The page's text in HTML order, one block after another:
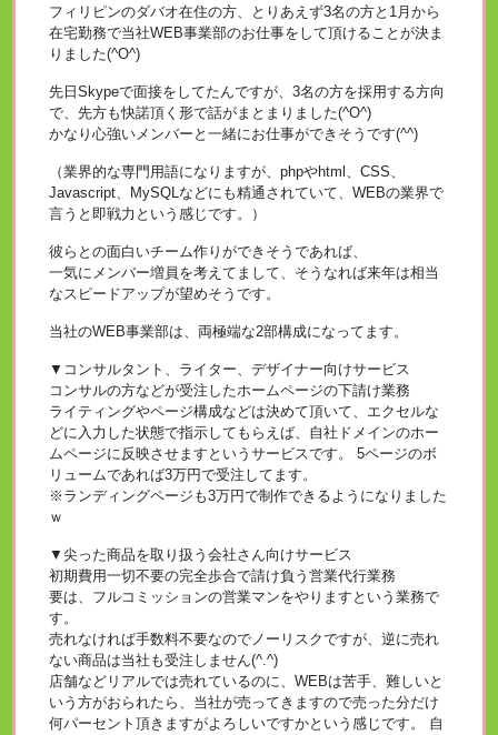
フィリピンのダバオ在住の方、とりあえず3名の方と1月から
在宅勤務で当社WEB事業部のお仕事をして頂けることが決ま
りました(^O^)
先日Skypeで面接をしてたんですが、3名の方を採用する方向
で、先方も快諾頂く形で話がまとまりました(^O^)
かなり心強いメンバーと一緒にお仕事ができそうです(^^)
（業界的な専門用語になりますが、phpやhtml、CSS、
Javascript、MySQLなどにも精通されていて、WEBの業界で
言うと即戦力という感じです。）
彼らとの面白いチーム作りができそうであれば、
一気にメンバー増員を考えてまして、そうなれば来年は相当
なスピードアップが望めそうです。
当社のWEB事業部は、両極端な2部構成になってます。
▼コンサルタント、ライター、デザイナー向けサービス
コンサルの方などが受注したホームページの下請け業務
ライティングやページ構成などは決めて頂いて、エクセルな
どに入力した状態で指示してもらえば、自社ドメインのホー
ムページに反映させますというサービスです。 5ページのボ
リュームであれば3万円で受注してます。
※ランディングページも3万円で制作できるようになりました
ｗ
▼尖った商品を取り扱う会社さん向けサービス
初期費用一切不要の完全歩合で請け負う営業代行業務
要は、フルコミッションの営業マンをやりますという業務で
す。
売れなければ手数料不要なのでノーリスクですが、逆に売れ
ない商品は当社も受注しません(^.^)
店舗などリアルでは売れているのに、WEBは苦手、難しいと
いう方がおられたら、当社が売ってきますので売った分だけ
何パーセント頂きますがよろしいですかという感じです。 自